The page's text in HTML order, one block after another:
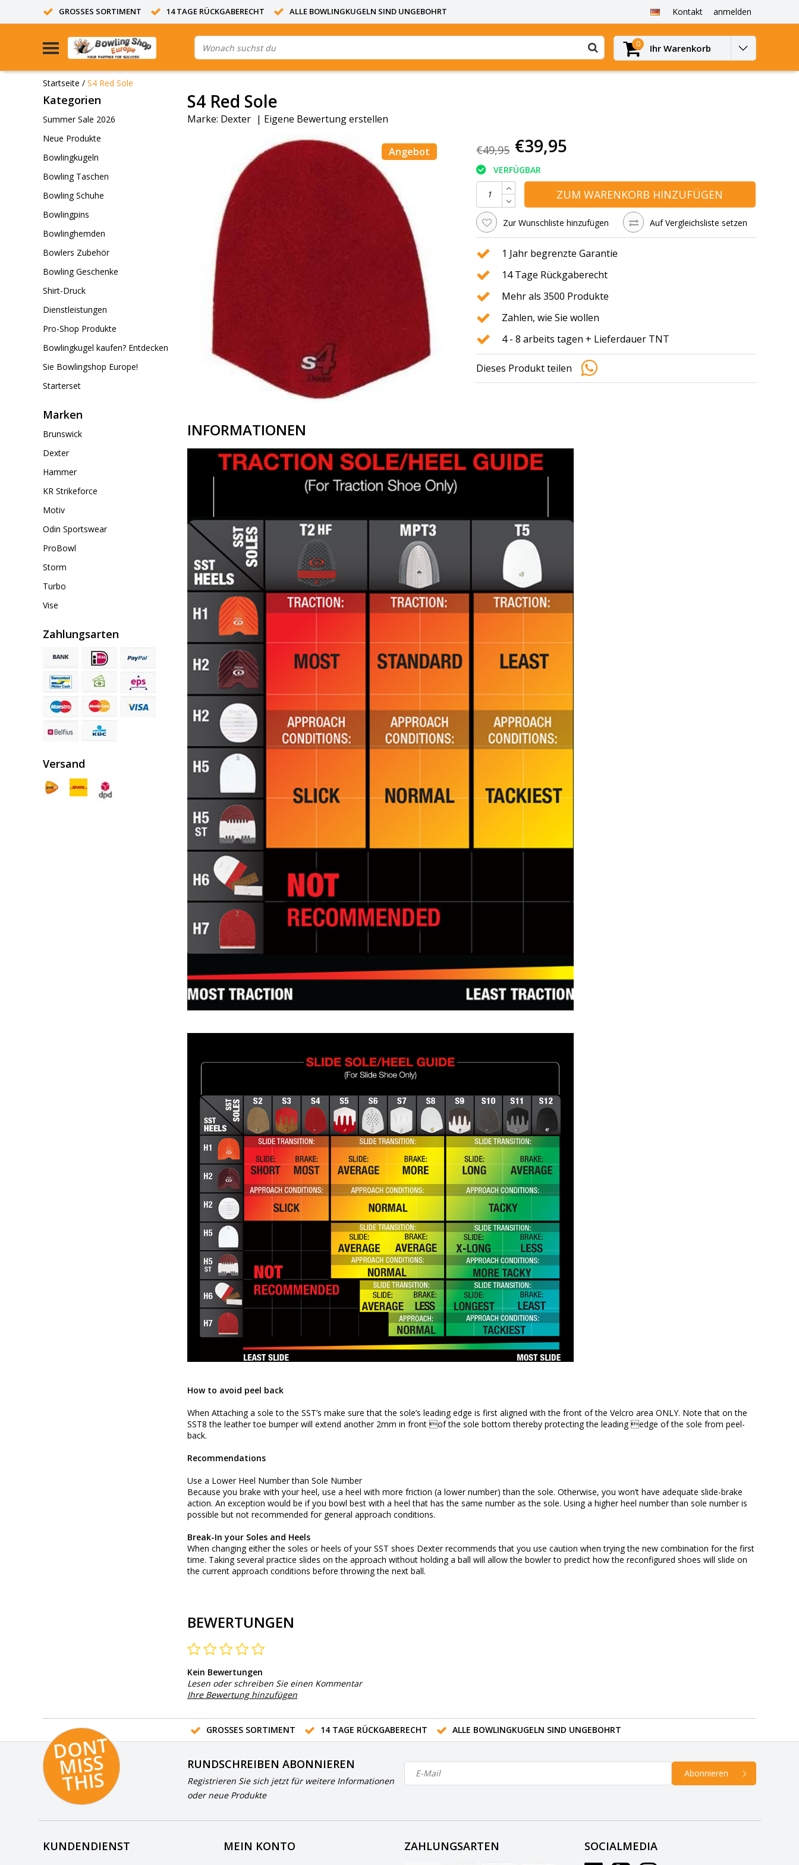
GROSSES SORTIMENT 14 TAGE RÜCKGABERECHT ALLE BOWLINGKUGELN SIND UNGEBOHRT Kontakt anmelden
0 Ihr Warenkorb
Startseite / S4 Red Sole
Kategorien
Summer Sale 2026
Neue Produkte
Bowlingkugeln
Bowling Taschen
Bowling Schuhe
Bowlingpins
Bowlinghemden
Bowlers Zubehör
Bowling Geschenke
Shirt-Druck
Dienstleistungen
Pro-Shop Produkte
Bowlingkugel kaufen? Entdecken
Sie Bowlingshop Europe!
Starterset
Marken
Brunswick
Dexter
Hammer
KR Strikeforce
Motiv
Odin Sportswear
ProBowl
Storm
Turbo
Vise
Zahlungsarten
Versand
S4 Red Sole
Marke: Dexter | Eigene Bewertung erstellen
Angebot €49,95 €39,95
VERFÜGBAR
ZUM WARENKORB HINZUFÜGEN
Zur Wunschliste hinzufügen Auf Vergleichsliste setzen
1 Jahr begrenzte Garantie
14 Tage Rückgaberecht
Mehr als 3500 Produkte
Zahlen, wie Sie wollen
4 - 8 arbeits tagen + Lieferdauer TNT
Dieses Produkt teilen
INFORMATIONEN
How to avoid peel back
When Attaching a sole to the SST’s make sure that the sole’s leading edge is first aligned with the front of the Velcro area ONLY. Note that on the
SST8 the leather toe bumper will extend another 2mm in front of the sole bottom thereby protecting the leading edge of the sole from peel-
back.
Recommendations
Use a Lower Heel Number than Sole Number
Because you brake with your heel, use a heel with more friction (a lower number) than the sole. Otherwise, you won’t have adequate slide-brake
action. An exception would be if you bowl best with a heel that has the same number as the sole. Using a higher heel number than sole number is
possible but not recommended for general approach conditions.
Break-In your Soles and Heels
When changing either the soles or heels of your SST shoes Dexter recommends that you use caution when trying the new combination for the first
time. Taking several practice slides on the approach without holding a ball will allow the bowler to predict how the reconfigured shoes will slide on
the current approach conditions before throwing the next ball.
BEWERTUNGEN
Kein Bewertungen
Lesen oder schreiben Sie einen Kommentar
Ihre Bewertung hinzufügen
GROSSES SORTIMENT 14 TAGE RÜCKGABERECHT ALLE BOWLINGKUGELN SIND UNGEBOHRT
D
O
N
T
MI
S
S
T
HI
S
RUNDSCHREIBEN ABONNIEREN
Registrieren Sie sich jetzt für weitere Informationen
oder neue Produkte
Abonnieren
KUNDENDIENST MEIN KONTO ZAHLUNGSARTEN SOCIALMEDIA